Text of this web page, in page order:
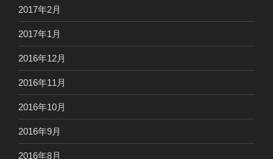
2017年2月
2017年1月
2016年12月
2016年11月
2016年10月
2016年9月
2016年8月